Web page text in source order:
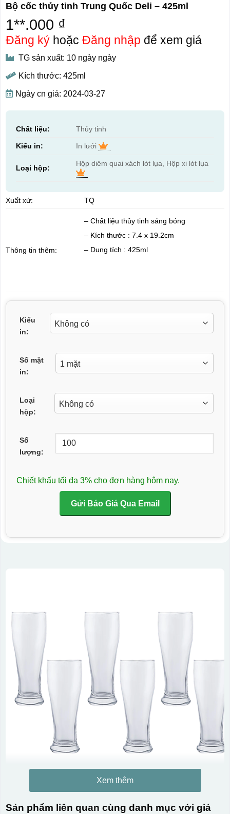
Bộ cốc thủy tinh Trung Quốc Deli – 425ml
1**.000 ₫
Đăng kýhoặc Đăng nhập để xem giá
TG sản xuất: 10 ngày ngày
Kích thước: 425ml
Ngày cn giá: 2024-03-27
Chất liệu: Thủy tinh
Kiểu in: In lưới
Loại hộp:
Hộp diêm quai xách lót lụa, Hộp xi lót lụa
Xuất xứ: TQ
Thông tin thêm:
– Chất liệu thủy tinh sáng bóng
– Kích thước : 7.4 x 19.2cm
– Dung tích : 425ml
Kiểu
in:
Số mặt
in:
Loại
hộp:
Số
lượng:
Chiết khấu tối đa 3% cho đơn hàng hôm nay.
Gửi Báo Giá Qua Email
Xem thêm
Sản phẩm liên quan cùng danh mục với giá